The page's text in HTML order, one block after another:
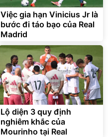
Xe đạp điện trợ lực G-
Force C14 gấp gọn bỏ cốp
tiện lợi
9.900.000đ
7.092.000đ
Đang xem nhiều
G-FORCE VIETNA
Việc gia hạn Vinicius Jr là
bước đi táo bạo của Real
Madrid
Lộ diện 3 quy định
nghiêm khắc của
Mourinho tại Real